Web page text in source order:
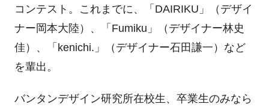
コンテスト。これまでに、「DAIRIKU」（デザイ
ナー岡本大陸）、「Fumiku」（デザイナー林史
佳）、「kenichi.」（デザイナー石田謙一）など
を輩出。
バンタンデザイン研究所在校生、卒業生のみなら